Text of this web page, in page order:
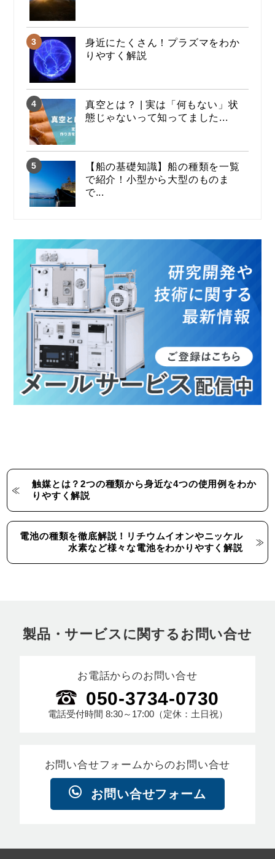
身近にたくさん！プラズマをわか
りやすく解説
真空とは？ | 実は「何もない」状
態じゃないって知ってました...
【船の基礎知識】船の種類を一覧
で紹介！小型から大型のものま
で...
触媒とは？2つの種類から身近な4つの使用例をわか
りやすく解説
電池の種類を徹底解説！リチウムイオンやニッケル
水素など様々な電池をわかりやすく解説
製品・サービスに関するお問い合せ
お電話からのお問い合せ
050-3734-0730
電話受付時間 8:30～17:00（定休：土日祝）
お問い合せフォームからのお問い合せ
お問い合せフォーム